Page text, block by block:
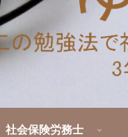
社会保険労務士